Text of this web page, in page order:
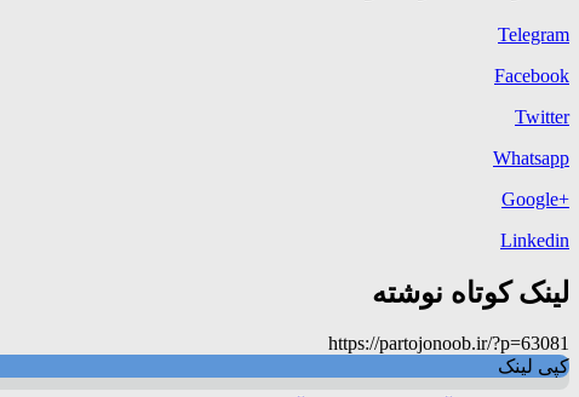
Telegram
Facebook
Twitter
Whatsapp
+Google
Linkedin
لینک کوتاه نوشته
https://partojonoob.ir/?p=63081
کپی لینک